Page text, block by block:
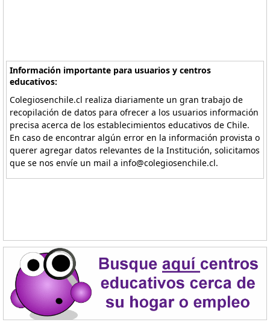
Información importante para usuarios y centros
educativos:
Colegiosenchile.cl realiza diariamente un gran trabajo de
recopilación de datos para ofrecer a los usuarios información
precisa acerca de los establecimientos educativos de Chile.
En caso de encontrar algún error en la información provista o
querer agregar datos relevantes de la Institución, solicitamos
que se nos envíe un mail a info@colegiosenchile.cl.